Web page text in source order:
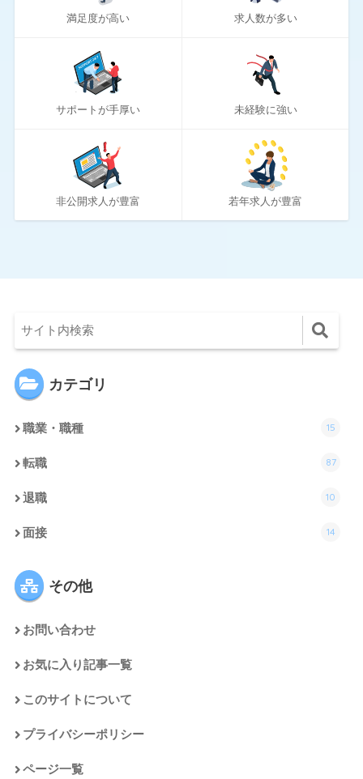
リクルートエージェント
リクルートダイレクトスカウト
ロバート・ウォルターズ
ワークポート
女性しごと応援テラス
社内SE転職ナビ
満足度が高い 求人数が多い
サポートが手厚い 未経験に強い
非公開求人が豊富 若年求人が豊富
カテゴリ
職業・職種 15
転職 87
退職 10
面接 14
その他
お問い合わせ
お気に入り記事一覧
このサイトについて
プライバシーポリシー
ページ一覧